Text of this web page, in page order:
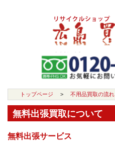
トップページ > 不用品買取の流れ
無料出張買取について
無料出張サービス